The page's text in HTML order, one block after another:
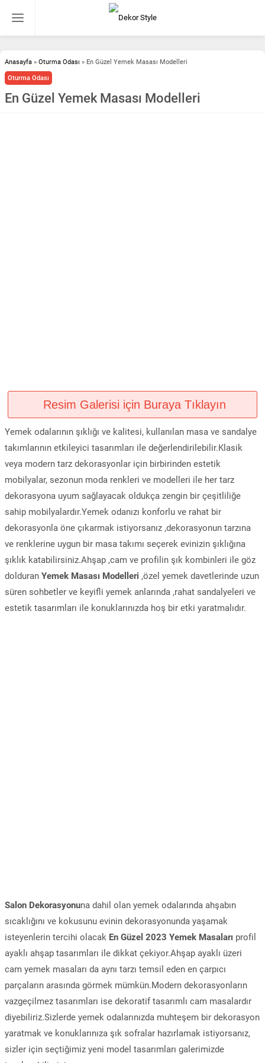
Anasayfa » Oturma Odası » En Güzel Yemek Masası Modelleri
Oturma Odası
En Güzel Yemek Masası Modelleri
Resim Galerisi için Buraya Tıklayın
Yemek odalarının şıklığı ve kalitesi, kullanılan masa ve sandalye
takımlarının etkileyici tasarımları ile değerlendirilebilir.Klasik
veya modern tarz dekorasyonlar için birbirinden estetik
mobilyalar, sezonun moda renkleri ve modelleri ile her tarz
dekorasyona uyum sağlayacak oldukça zengin bir çeşitliliğe
sahip mobilyalardır.Yemek odanızı konforlu ve rahat bir
dekorasyonla öne çıkarmak istiyorsanız ,dekorasyonun tarzına
ve renklerine uygun bir masa takımı seçerek evinizin şıklığına
şıklık katabilirsiniz.Ahşap ,cam ve profilin şık kombinleri ile göz
dolduran Yemek Masası Modelleri ,özel yemek davetlerinde uzun
süren sohbetler ve keyifli yemek anlarında ,rahat sandalyeleri ve
estetik tasarımları ile konuklarınızda hoş bir etki yaratmalıdır.
Salon Dekorasyonuna dahil olan yemek odalarında ahşabın
sıcaklığını ve kokusunu evinin dekorasyonunda yaşamak
isteyenlerin tercihi olacak En Güzel 2023 Yemek Masaları profil
ayaklı ahşap tasarımları ile dikkat çekiyor.Ahşap ayaklı üzeri
cam yemek masaları da aynı tarzı temsil eden en çarpıcı
parçaların arasında görmek mümkün.Modern dekorasyonların
vazgeçilmez tasarımları ise dekoratif tasarımlı cam masalardır
diyebiliriz.Sizlerde yemek odalarınızda muhteşem bir dekorasyon
yaratmak ve konuklarınıza şık sofralar hazırlamak istiyorsanız,
sizler için seçtiğimiz yeni model tasarımları galerimizde